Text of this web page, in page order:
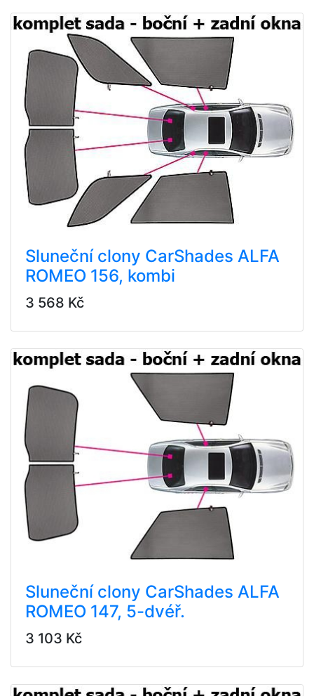
Sluneční clony CarShades ALFA
ROMEO 156, kombi
3 568 Kč
Sluneční clony CarShades ALFA
ROMEO 147, 5-dvéř.
3 103 Kč